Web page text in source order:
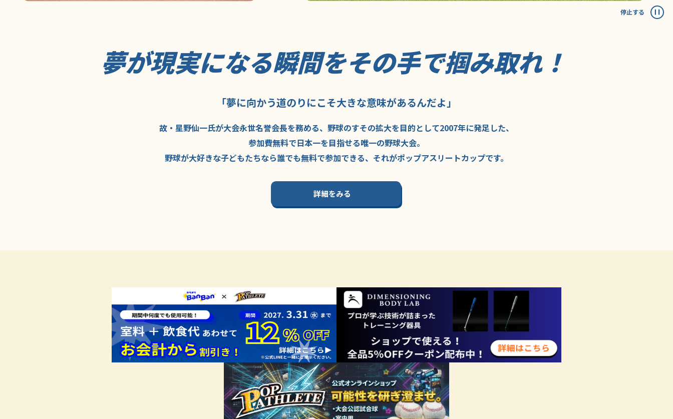
停止する
夢が現実になる瞬間をその手で掴み取れ！
「夢に向かう道のりにこそ大きな意味があるんだよ」
故・星野仙一氏が大会永世名誉会長を務める、野球のすその拡大を目的として2007年に発足した、
参加費無料で日本一を目指せる唯一の野球大会。
野球が大好きな子どもたちなら誰でも無料で参加できる、 それがポップアスリートカップです。
詳細をみる